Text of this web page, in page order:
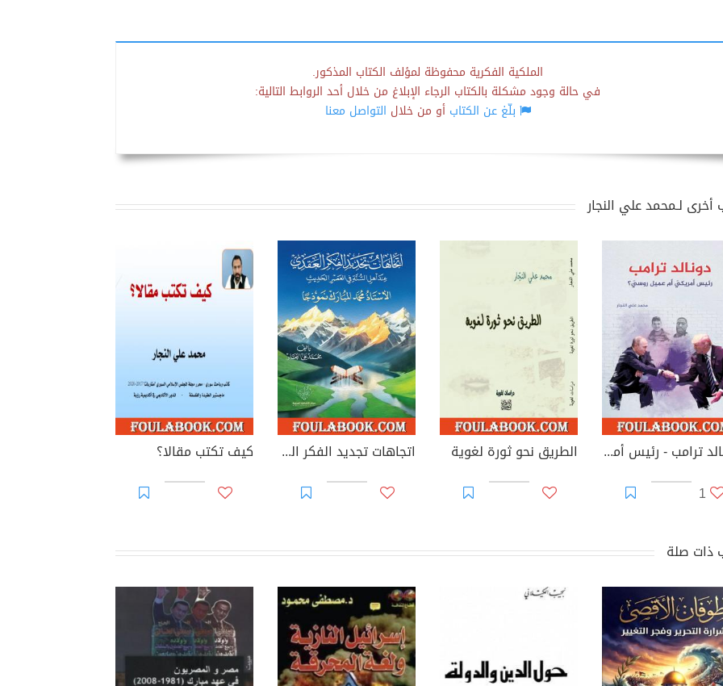
الملكية الفكرية محفوظة لمؤلف الكتاب المذكور.
في حالة وجود مشكلة بالكتاب الرجاء الإبلاغ من خلال أحد الروابط التالية:
بلّغ عن الكتابأو من خلال التواصل معنا
أخرى لـمحمد علي النجار
دونالد ترامب - رئيس أمريكي أم عميل روسي؟
1
الطريق نحو ثورة لغوية اتجاهات تجديد الفكر العقدي عند أهل السنة في العصر الحديث - الأستاذ محمد المبارك نموذجا كيف تكتب مقالا؟
ذات صلة